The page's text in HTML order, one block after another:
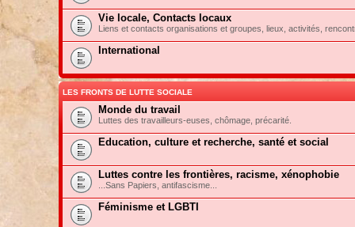
Vie locale, Contacts locaux
Liens et contacts organisations et groupes, lieux, activités,
International
LES FRONTS DE LUTTE SOCIALE
Monde du travail
Luttes des travailleurs-euses, chômage, précarité.
Education, culture et recherche, santé et social
Luttes contre les frontières, racisme, xénophobie
...Sans Papiers, antifascisme...
Féminisme et LGBTI